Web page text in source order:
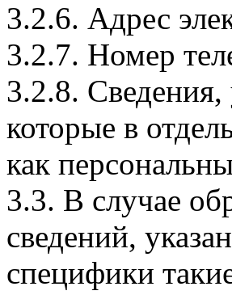
3.2.6. Адрес
3.2.7. Номер
3.2.8. Сведения,
которые в
как
3.3. В случае
сведений,
специфики